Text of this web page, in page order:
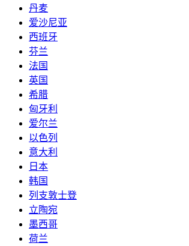
丹麦
爱沙尼亚
西班牙
芬兰
法国
英国
希腊
匈牙利
爱尔兰
以色列
意大利
日本
韩国
列支敦士登
立陶宛
墨西哥
荷兰